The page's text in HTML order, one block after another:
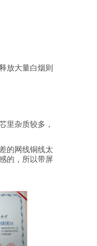
放大量白烟则
里杂质较多，
的网线铜线太
的，所以带屏